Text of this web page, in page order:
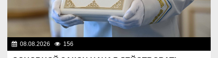
08.08.2026 156